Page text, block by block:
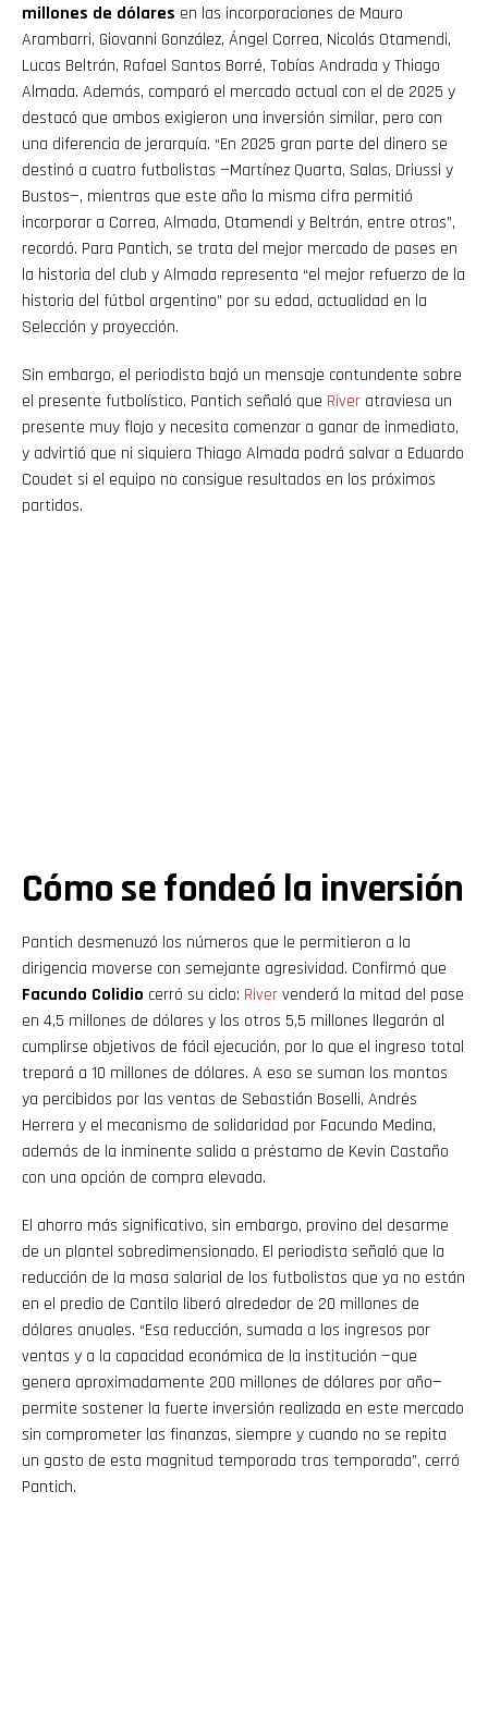
millones de dólares en las incorporaciones de Mauro
Arambarri, Giovanni González, Ángel Correa, Nicolás Otamendi,
Lucas Beltrán, Rafael Santos Borré, Tobías Andrada y Thiago
Almada. Además, comparó el mercado actual con el de 2025 y
destacó que ambos exigieron una inversión similar, pero con
una diferencia de jerarquía. “En 2025 gran parte del dinero se
destinó a cuatro futbolistas —Martínez Quarta, Salas, Driussi y
Bustos—, mientras que este año la misma cifra permitió
incorporar a Correa, Almada, Otamendi y Beltrán, entre otros”,
recordó. Para Pantich, se trata del mejor mercado de pases en
la historia del club y Almada representa “el mejor refuerzo de la
historia del fútbol argentino” por su edad, actualidad en la
Selección y proyección.
Sin embargo, el periodista bajó un mensaje contundente sobre
el presente futbolístico. Pantich señaló que River atraviesa un
presente muy flojo y necesita comenzar a ganar de inmediato,
y advirtió que ni siquiera Thiago Almada podrá salvar a Eduardo
Coudet si el equipo no consigue resultados en los próximos
partidos.
Cómo se fondeó la inversión
Pantich desmenuzó los números que le permitieron a la
dirigencia moverse con semejante agresividad. Confirmó que
Facundo Colidio cerró su ciclo: Rivervenderá la mitad del pase
en 4,5 millones de dólares y los otros 5,5 millones llegarán al
cumplirse objetivos de fácil ejecución, por lo que el ingreso total
trepará a 10 millones de dólares. A eso se suman los montos
ya percibidos por las ventas de Sebastián Boselli, Andrés
Herrera y el mecanismo de solidaridad por Facundo Medina,
además de la inminente salida a préstamo de Kevin Castaño
con una opción de compra elevada.
El ahorro más significativo, sin embargo, provino del desarme
de un plantel sobredimensionado. El periodista señaló que la
reducción de la masa salarial de los futbolistas que ya no están
en el predio de Cantilo liberó alrededor de 20 millones de
dólares anuales. “Esa reducción, sumada a los ingresos por
ventas y a la capacidad económica de la institución —que
genera aproximadamente 200 millones de dólares por año—
permite sostener la fuerte inversión realizada en este mercado
sin comprometer las finanzas, siempre y cuando no se repita
un gasto de esta magnitud temporada tras temporada”, cerró
Pantich.